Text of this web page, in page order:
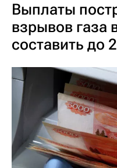
Выплаты
взрывов газа
составить до